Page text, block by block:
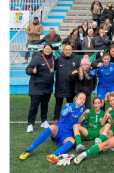
Análisis I Quién es y
Miguel Sierra: La
reflejado que
trabajamos con
Diomande ya es
mercado
OFICIAL | Juanlu se